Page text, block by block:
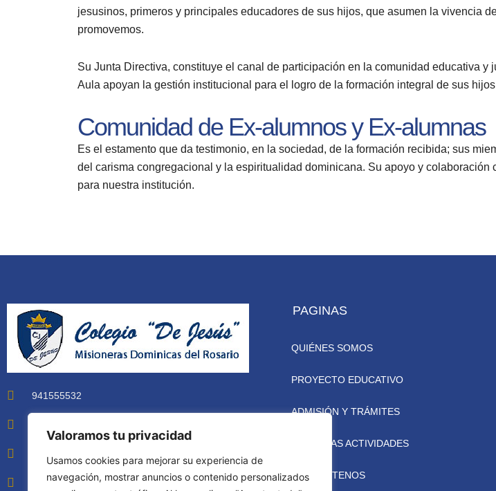
Valoramos tu privacidad
Usamos cookies para mejorar su experiencia de
navegación, mostrar anuncios o contenido personalizados
jesusinos, primeros y principales educadores de sus hijos, que asumen la vivencia
promovemos.
Su Junta Directiva, constituye el canal de participación en la comunidad educativa y
Aula apoyan la gestión institucional para el logro de la formación integral de sus
Comunidad de Ex-alumnos y Ex-alumnas
Es el estamento que da testimonio, en la sociedad, de la formación recibida; sus
del carisma congregacional y la espiritualidad dominicana. Su apoyo y colaboración
para nuestra institución.
941555532
Avenida Brasil 2470 – Pueblo Libre – Lima
PAGINAS
QUIÉNES SOMOS
PROYECTO EDUCATIVO
ADMISIÓN Y TRÁMITES
NUESTRAS ACTIVIDADES
CONTÁCTENOS